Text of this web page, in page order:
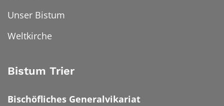
Unser Bistum
Weltkirche
Bistum Trier
Bischöfliches Generalvikariat